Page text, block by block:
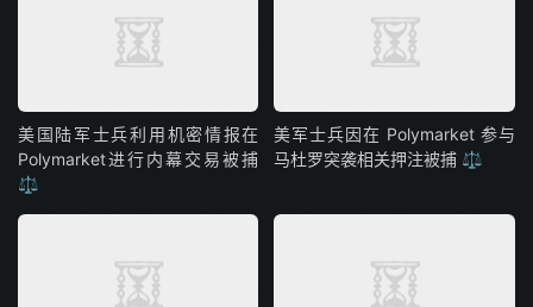
美国陆军士兵利用机密情报在
Polymarket进行内幕交易被捕
⚖️
美军士兵因在 Polymarket 参与
马杜罗突袭相关押注被捕 ⚖️